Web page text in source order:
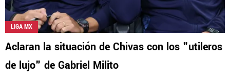
LIGA MX
Aclaran la situación de Chivas con los "utileros
de lujo" de Gabriel Milito